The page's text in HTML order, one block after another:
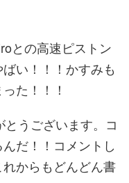
との高速ピストン
い！！！かすみも
た！！！
うございます。コ
だ！！コメントし
からもどんどん書